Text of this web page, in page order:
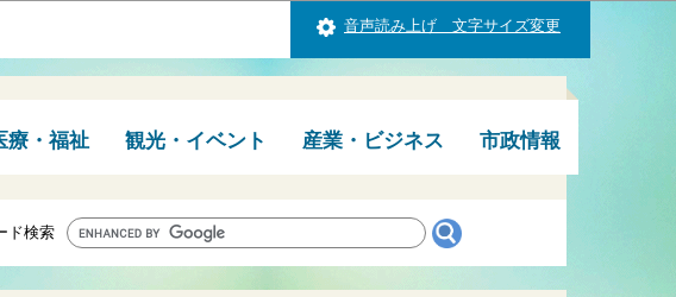
音声読み上げ 文字サイズ変更
療・福祉 観光・イベント 産業・ビジネス 市政情報
ド検索